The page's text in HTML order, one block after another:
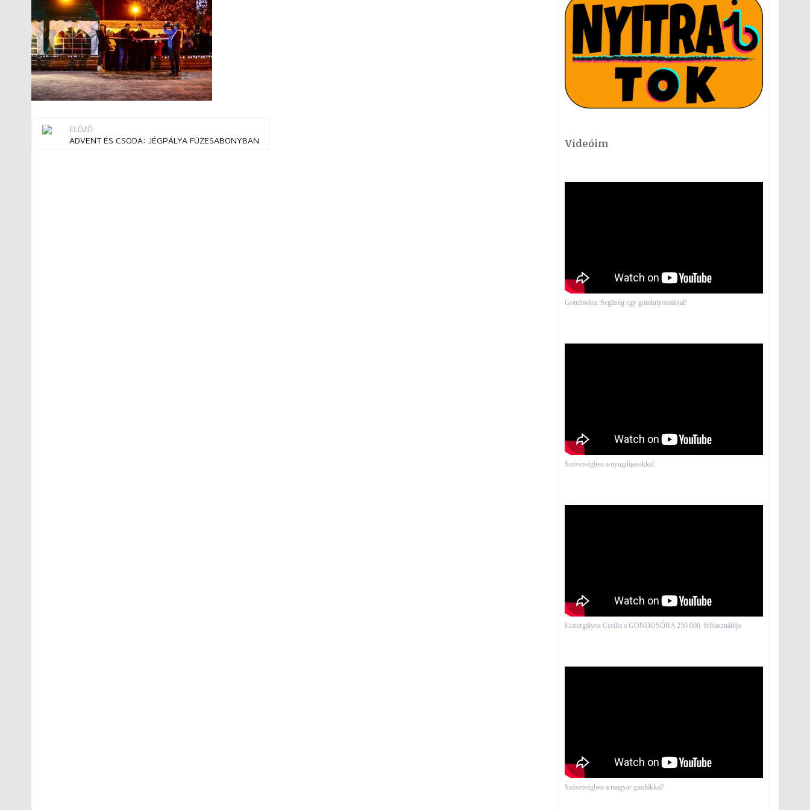
ELŐZŐ
ADVENT ÉS CSODA: JÉGPÁLYA FÜZESABONYBAN Videóim
Gondosóra: Segítség egy gombnyomással!
Szövetségben a nyugdíjasokkal
Esztergályos Cecília a GONDOSÓRA 250 000. felhasználója
Szövetségben a magyar gazdákkal!